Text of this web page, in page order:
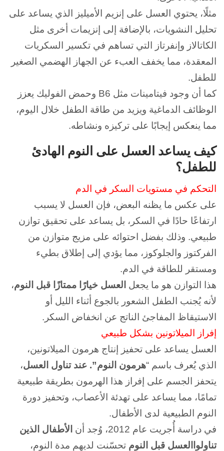
مثلًا، يحتوي العسل على إنزيم الأميليز الذي يساعد على
تحليل النشويات، بالإضافة إلى إنزيمات أخرى مثل
الكاتالاز وإنفرتاز التي تساهم في تكسير السكريات
المعقدة، مما يخفف العبء عن الجهاز الهضمي الصغير
للطفل.
كما أن وجود فيتامينات مثل B6 وحمض الفوليك يعزز
الوظائف الدماغية ويزيد من طاقة الطفل خلال اليوم،
مما ينعكس إيجابًا على تركيزه ونشاطه.
كيف يساعد العسل على النوم الهادئ
للطفل؟
التحكم في مستويات السكر في الدم
على عكس ما يظنه البعض، فإن العسل لا يسبب
ارتفاعًا حادًا في السكر، بل يساعد على تحقيق توازن
طبيعي. وذلك بفضل احتوائه على مزيج متوازن من
الفركتوز والجلوكوز، مما يؤدي إلى إطلاق بطيء
ومستقر للطاقة في الدم.
هذا التوازن هو ما يجعل العسل خيارًا ممتازًا قبل النوم،
لأنه يُجنب الطفل الشعور بالجوع أثناء الليل أو
الاستيقاظ المفاجئ الناتج عن انخفاض السكر.
إفراز الميلاتونين بشكل طبيعي
العسل يساعد على تحفيز إنتاج هرمون الميلاتونين،
الذي يُعرف باسم “هرمون النوم”. عند تناول العسل،
يتحفز الجسم على إفراز هذا الهرمون بطريقة طبيعية
تمامًا، مما يساعد على تهدئة الأعصاب، وتحفيز دورة
النوم الطبيعية لدى الأطفال.
في دراسة أُجريت عام 2012، وُجد أن
الأطفال الذين
تناولواالعسل قبل النوم تحسّنت لديهم مدة النوم،